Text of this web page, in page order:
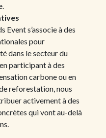
Event s’associe à des
pour
dans le secteur du
participant à des
carbone ou en
reforestation, nous
activement à des
qui vont au-delà